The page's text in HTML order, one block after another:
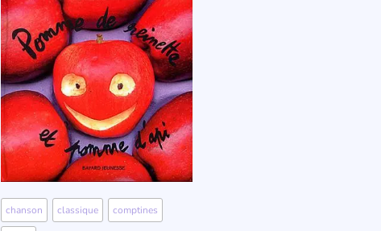
chanson classique comptines